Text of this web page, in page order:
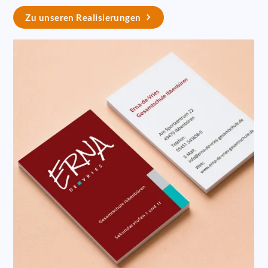
Zu unseren Realisierungen